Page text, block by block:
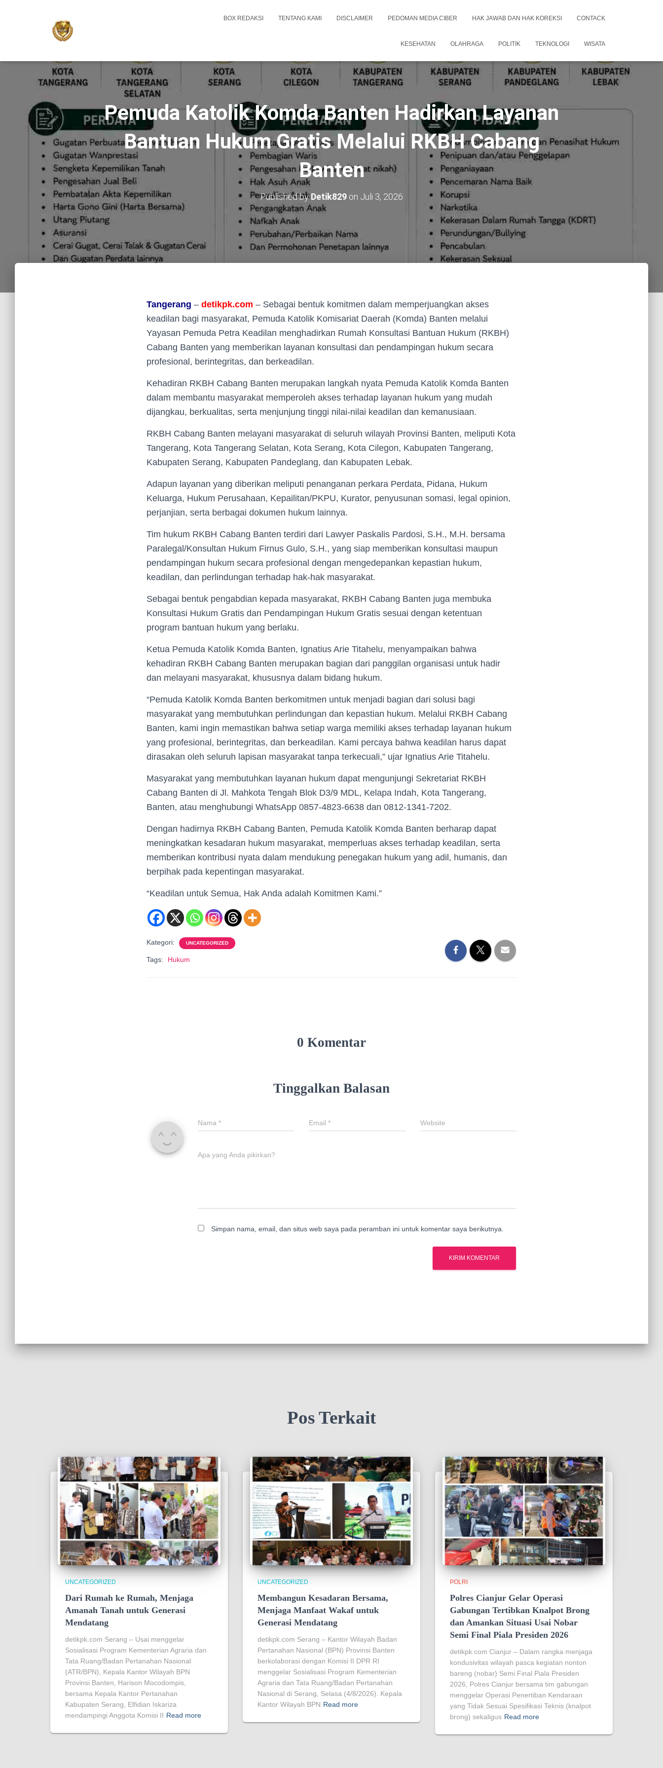
BOX REDAKSI TENTANG KAMI DISCLAIMER PEDOMAN MEDIA CIBER HAK JAWAB DAN HAK KOREKSI CONTACK
KESEHATAN OLAHRAGA POLITIK TEKNOLOGI WISATA
Pemuda Katolik Komda Banten Hadirkan Layanan
Bantuan Hukum Gratis Melalui RKBH Cabang
Banten
Published byDetik829 on Juli 3, 2026
Tangerang – detikpk.com – Sebagai bentuk komitmen dalam memperjuangkan akses
keadilan bagi masyarakat, Pemuda Katolik Komisariat Daerah (Komda) Banten melalui
Yayasan Pemuda Petra Keadilan menghadirkan Rumah Konsultasi Bantuan Hukum (RKBH)
Cabang Banten yang memberikan layanan konsultasi dan pendampingan hukum secara
profesional, berintegritas, dan berkeadilan.
Kehadiran RKBH Cabang Banten merupakan langkah nyata Pemuda Katolik Komda Banten
dalam membantu masyarakat memperoleh akses terhadap layanan hukum yang mudah
dijangkau, berkualitas, serta menjunjung tinggi nilai-nilai keadilan dan kemanusiaan.
RKBH Cabang Banten melayani masyarakat di seluruh wilayah Provinsi Banten, meliputi Kota
Tangerang, Kota Tangerang Selatan, Kota Serang, Kota Cilegon, Kabupaten Tangerang,
Kabupaten Serang, Kabupaten Pandeglang, dan Kabupaten Lebak.
Adapun layanan yang diberikan meliputi penanganan perkara Perdata, Pidana, Hukum
Keluarga, Hukum Perusahaan, Kepailitan/PKPU, Kurator, penyusunan somasi, legal opinion,
perjanjian, serta berbagai dokumen hukum lainnya.
Tim hukum RKBH Cabang Banten terdiri dari Lawyer Paskalis Pardosi, S.H., M.H. bersama
Paralegal/Konsultan Hukum Firnus Gulo, S.H., yang siap memberikan konsultasi maupun
pendampingan hukum secara profesional dengan mengedepankan kepastian hukum,
keadilan, dan perlindungan terhadap hak-hak masyarakat.
Sebagai bentuk pengabdian kepada masyarakat, RKBH Cabang Banten juga membuka
Konsultasi Hukum Gratis dan Pendampingan Hukum Gratis sesuai dengan ketentuan
program bantuan hukum yang berlaku.
Ketua Pemuda Katolik Komda Banten, Ignatius Arie Titahelu, menyampaikan bahwa
kehadiran RKBH Cabang Banten merupakan bagian dari panggilan organisasi untuk hadir
dan melayani masyarakat, khususnya dalam bidang hukum.
“Pemuda Katolik Komda Banten berkomitmen untuk menjadi bagian dari solusi bagi
masyarakat yang membutuhkan perlindungan dan kepastian hukum. Melalui RKBH Cabang
Banten, kami ingin memastikan bahwa setiap warga memiliki akses terhadap layanan hukum
yang profesional, berintegritas, dan berkeadilan. Kami percaya bahwa keadilan harus dapat
dirasakan oleh seluruh lapisan masyarakat tanpa terkecuali,” ujar Ignatius Arie Titahelu.
Masyarakat yang membutuhkan layanan hukum dapat mengunjungi Sekretariat RKBH
Cabang Banten di Jl. Mahkota Tengah Blok D3/9 MDL, Kelapa Indah, Kota Tangerang,
Banten, atau menghubungi WhatsApp 0857-4823-6638 dan 0812-1341-7202.
Dengan hadirnya RKBH Cabang Banten, Pemuda Katolik Komda Banten berharap dapat
meningkatkan kesadaran hukum masyarakat, memperluas akses terhadap keadilan, serta
memberikan kontribusi nyata dalam mendukung penegakan hukum yang adil, humanis, dan
berpihak pada kepentingan masyarakat.
“Keadilan untuk Semua, Hak Anda adalah Komitmen Kami.”
Kategori: UNCATEGORIZED
Tags: Hukum
0 Komentar
Tinggalkan Balasan
Nama * Email* Website
Apa yang Anda pikirkan?
Simpan nama, email, dan situs web saya pada peramban ini untuk komentar saya berikutnya.
Pos Terkait
UNCATEGORIZED
Dari Rumah ke Rumah, Menjaga
Amanah Tanah untuk Generasi
Mendatang
detikpk.com Serang – Usai menggelar
Sosialisasi Program Kementerian Agraria dan
Tata Ruang/Badan Pertanahan Nasional
(ATR/BPN), Kepala Kantor Wilayah BPN
Provinsi Banten, Harison Mocodompis,
bersama Kepala Kantor Pertanahan
Kabupaten Serang, Elfidian Iskariza
mendampingi Anggota Komisi II Read more
UNCATEGORIZED
Membangun Kesadaran Bersama,
Menjaga Manfaat Wakaf untuk
Generasi Mendatang
detikpk.com Serang – Kantor Wilayah Badan
Pertanahan Nasional (BPN) Provinsi Banten
berkolaborasi dengan Komisi II DPR RI
menggelar Sosialisasi Program Kementerian
Agraria dan Tata Ruang/Badan Pertanahan
Nasional di Serang, Selasa (4/8/2026). Kepala
Kantor Wilayah BPN Read more
POLRI
Polres Cianjur Gelar Operasi
Gabungan Tertibkan Knalpot Brong
dan Amankan Situasi Usai Nobar
Semi Final Piala Presiden 2026
detikpk.com Cianjur – Dalam rangka menjaga
kondusivitas wilayah pasca kegiatan nonton
bareng (nobar) Semi Final Piala Presiden
2026, Polres Cianjur bersama tim gabungan
menggelar Operasi Penertiban Kendaraan
yang Tidak Sesuai Spesifikasi Teknis (knalpot
brong) sekaligus Read more